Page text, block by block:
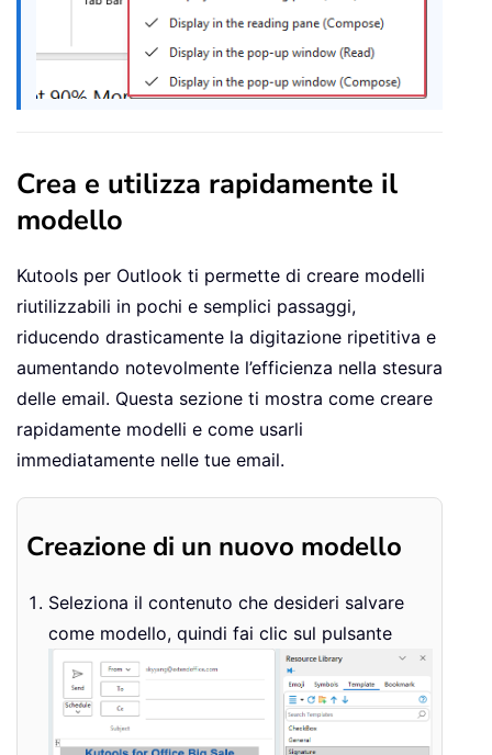
Crea e utilizza rapidamente il
modello
Kutools per Outlook ti permette di creare modelli
riutilizzabili in pochi e semplici passaggi,
riducendo drasticamente la digitazione ripetitiva e
aumentando notevolmente l’efficienza nella stesura
delle email. Questa sezione ti mostra come creare
rapidamente modelli e come usarli
immediatamente nelle tue email.
Creazione di un nuovo modello
Seleziona il contenuto che desideri salvare
come modello, quindi fai clic sul pulsante